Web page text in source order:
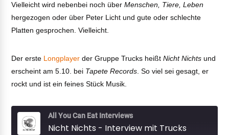
Vielleicht wird nebenbei noch überMenschen, Tiere, Leben
hergezogen oder über Peter Licht und gute oder schlechte
Platten gesprochen. Vielleicht.
Der erste Longplayer der Gruppe Trucks heißtNicht Nichts und
erscheint am 5.10. bei Tapete Records. So viel sei gesagt, er
rockt und ist ein feines Stück Musik.
All You Can Eat Interviews
Nicht Nichts - Interview mit Trucks